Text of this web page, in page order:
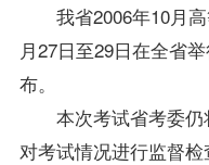
我省2006年10月高
月27日至29日在全省
布。
本次考试省考委仍
对考试情况进行监督检